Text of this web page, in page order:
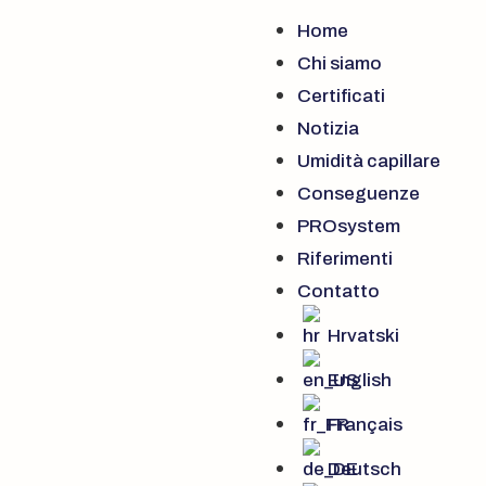
Home
Chi siamo
Certificati
Notizia
Umidità capillare
Conseguenze
PROsystem
Riferimenti
Contatto
Hrvatski
English
Français
Deutsch